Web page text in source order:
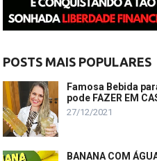
POSTS MAIS POPULARES
Famosa Bebida
pode FAZER EM
27/12/2021
BANANA COM